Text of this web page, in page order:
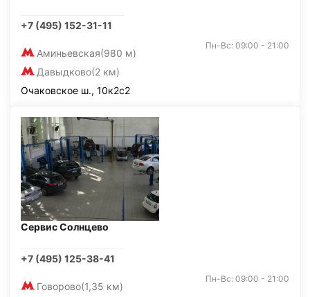
+7 (495) 152-31-11
Аминьевская(980 м)
Давыдково(2 км)
Пн-Вс: 09:00 - 21:00
Очаковское ш., 10к2с2
Сервис Солнцево
+7 (495) 125-38-41
Говорово(1,35 км)
Пн-Вс: 09:00 - 21:00